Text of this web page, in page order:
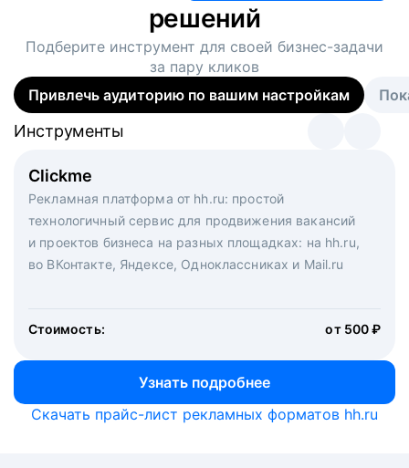
решений
Подберите инструмент для своей бизнес-задачи
за пару кликов
Привлечь аудиторию по вашим настройкам
Clickme
Рекламная платформа от hh.ru: простой
технологичный сервис для продвижения вакансий
и проектов бизнеса на разных площадках: на hh.ru,
во ВКонтакте, Яндексе, Одноклассниках и Mail.ru
Стоимость: от 500 ₽
Узнать подробнее
Инструменты
Вакансия дня
Рекламный формат для вакансий на главной странице
hh.ru. Увеличивает количество откликов
Инструменты
Массовый подбор под ключ. Решите, сколько
кандидатов и когда вам нужно, и за дело возьмутся
маркетологи, рекрутеры и проектные менеджеры
hh.ru с целым набором digital-инструментов
Инструменты
Скачать прайс-лист рекламных форматов hh.ru